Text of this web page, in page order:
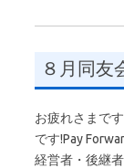
８月同友
お疲れさまで
です!Pay
経営者・後継